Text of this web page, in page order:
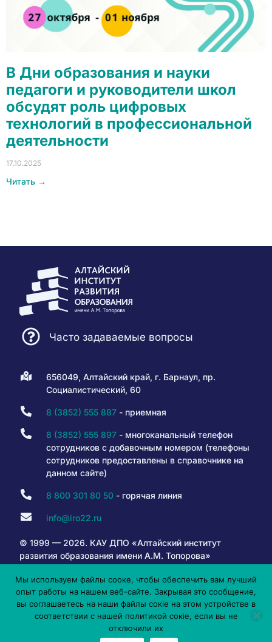
В Дни образования и науки
педагоги и руководители школ
обсудят роль цифровых
технологий в профессиональной
деятельности
17.10.2025
Читать →
Часто задаваемые вопросы
656049, Алтайский край, г. Барнаул, пр.
Социалистический, 60
8 (3852) 555 887- приемная
8 (3852) 555 897- многоканальный телефон
сотрудников с добавочным номером (телефоны
сотрудников предоставлены в справочнике на
данном сайте)
8 800 301 80 50- горячая линия
info@iro22.ru
© 1999 — 2026. КАУ ДПО «Алтайский институт
развития образования имени А.М. Топорова»
6+
Мы используем файлы сооке, чтобы обеспечить вам лучший
опыт работы на нашем веб-сайте. Закрывая это сообщение,
вы соглашаетесь на наши файлы сокіе на этом устройстве в
соответствии с нашей политикой сокіе, если вы не
отключили их